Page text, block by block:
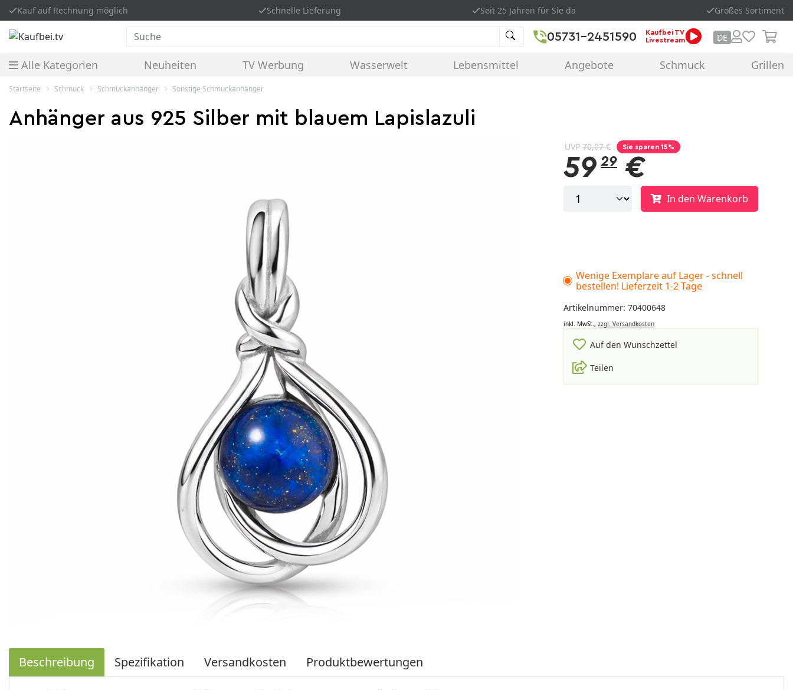
Kauf auf Rechnung möglich Schnelle Lieferung Seit 25 Jahren für Sie da Großes Sortiment
Suche 05731-2451590
Kaufbei TV
Livestream
DE
Alle Kategorien Neuheiten TV Werbung Wasserwelt Lebensmittel Angebote Schmuck Grillen
Startseite Schmuck Schmuckanhänger Sonstige Schmuckanhänger
Anhänger aus 925 Silber mit blauem Lapislazuli
UVP 70,07 € Sie sparen 15%
59 29 €
In den Warenkorb
Wenige Exemplare auf Lager - schnell
bestellen! Lieferzeit 1-2 Tage
Artikelnummer: 70400648
inkl. MwSt., zzgl. Versandkosten
Auf den Wunschzettel
Teilen
Beschreibung Spezifikation Versandkosten Produktbewertungen